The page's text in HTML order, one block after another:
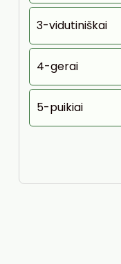
3-vidutiniškai
4-gerai
5-puikiai